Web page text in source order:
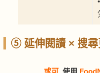
⑤ 延伸閱讀 × 搜尋
或可 使用